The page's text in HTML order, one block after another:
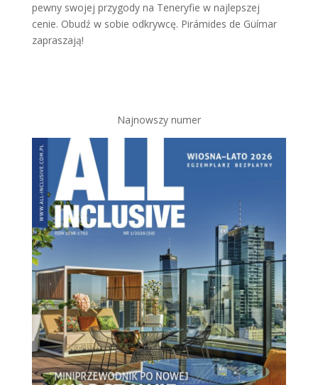
pewny swojej przygody na Teneryfie w najlepszej
cenie. Obudź w sobie odkrywcę. Pirámides de Güímar
zapraszają!
Najnowszy numer